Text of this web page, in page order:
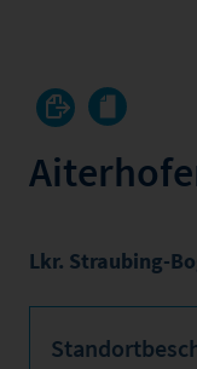
Lkr. Straubing-